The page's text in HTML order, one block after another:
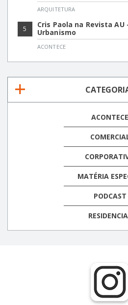
ARQUITETURA
5
Cris Paola na Revista
Urbanismo
ACONTECE
ACONTECE
MATÉRIA
PODCAST